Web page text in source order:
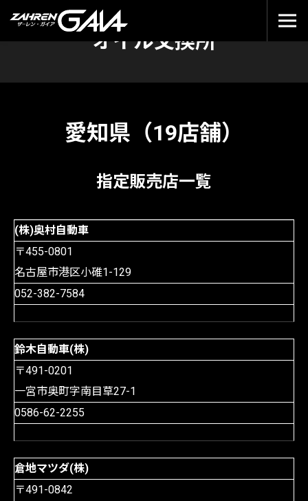
オイル交換所
愛知県（19店舗）
指定販売店一覧
(株)奥村自動車
〒455-0801
名古屋市港区小碓1-129
052-382-7584
鈴木自動車(株)
〒491-0201
一宮市奥町字南目草27-1
0586-62-2255
倉地マツダ(株)
〒491-0842